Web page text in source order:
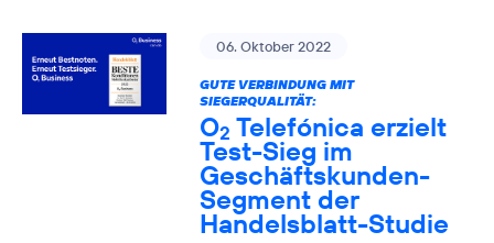
06. Oktober 2022
GUTE VERBINDUNG MIT
SIEGERQUALITÄT:
O2 Telefónica erzielt
Test-Sieg im
Geschäftskunden-
Segment der
Handelsblatt-Studie